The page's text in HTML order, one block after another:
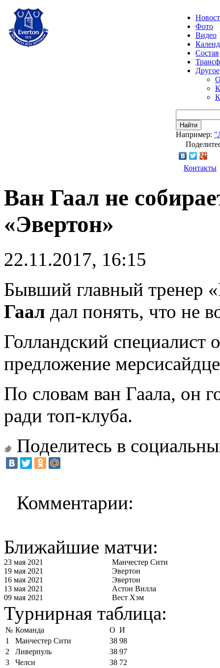
Фото
Видео
Состав
Другое
Найти
Например:
Контакты
Ван Гаал не
«Эвертон»
22.11.2017, 16:15
Бывший главный тренер
Гаал дал понять, что не
Голландский специалист
предложение
По словам ван Гаала, он
ради топ-клуба.
Поделитесь в
Комментарии:
Ближайшие матчи:
23 мая 2021
Манчестер Сити
19 мая 2021
Эвертон
16 мая 2021
Эвертон
13 мая 2021
Астон Вилла
09 мая 2021
Вест Хэм
Турнирная таблица:
№ Команда О И
1
Манчестер Сити 38 98
2
Ливерпуль 38 97
3
Челси 38 72